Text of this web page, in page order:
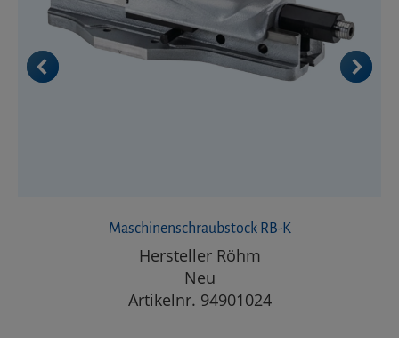
Maschinenschraubstock RB-K
Hersteller Röhm
Neu
Artikelnr. 94901024